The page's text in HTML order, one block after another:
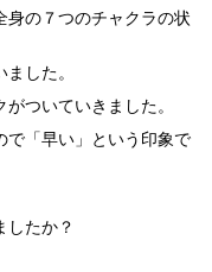
身の７つのチャクラの状
した。
ついていきました。
で「早い」という印象で
したか？